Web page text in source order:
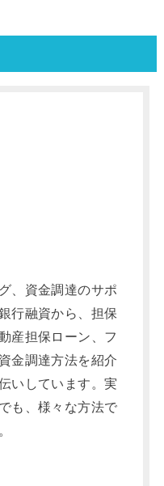
、資金調達のサポ
行融資から、担保
産担保ローン、フ
金調達方法を紹介
いしています。実
も、様々な方法で